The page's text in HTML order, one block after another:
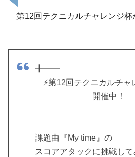
第12回テクニカルチャレンジ杯
╋━━
⚡️第12回テクニカルチャ
開催中！
課題曲『My time』の
スコアアタックに挑戦し